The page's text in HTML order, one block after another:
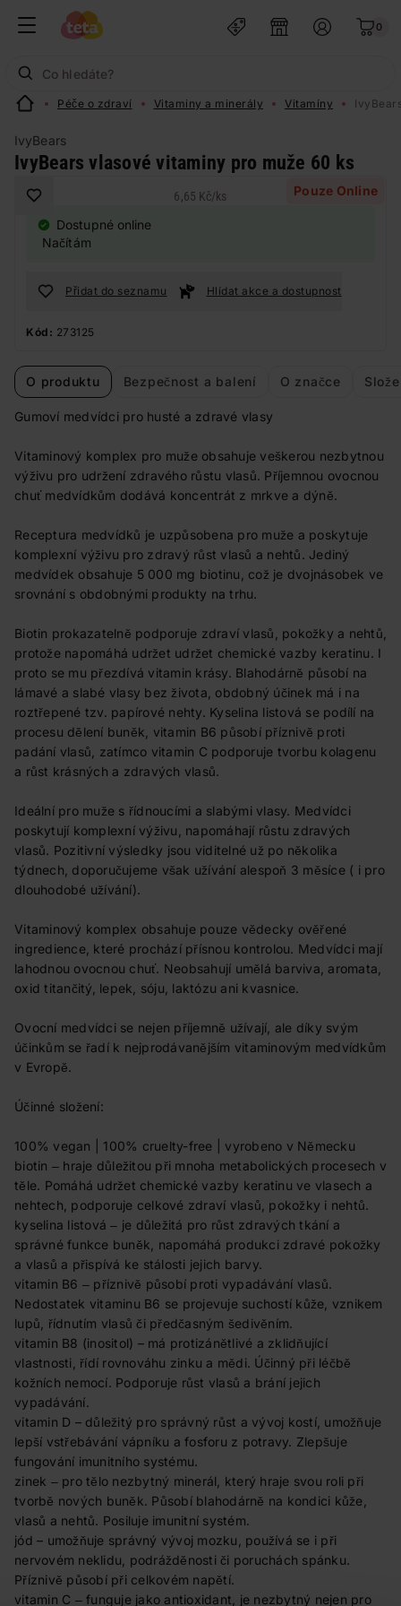
0
Péče o zdraví Vitaminy a minerály Vitamíny
IvyBears
IvyBears vlasové vitaminy pro muže 60 ks
Pouze Online
6,65 Kč/ks
Dostupné online
Načítám
Přidat do seznamu Hlídat akce a dostupnost
Kód: 273125
O produktu Bezpečnost a balení O značce
Gumoví medvídci pro husté a zdravé vlasy
Vitaminový komplex pro muže obsahuje veškerou nezbytnou
výživu pro udržení zdravého růstu vlasů. Příjemnou ovocnou
chuť medvídkům dodává koncentrát z mrkve a dýně.
Receptura medvídků je uzpůsobena pro muže a poskytuje
komplexní výživu pro zdravý růst vlasů a nehtů. Jediný
medvídek obsahuje 5 000 mg biotinu, což je dvojnásobek ve
srovnání s obdobnými produkty na trhu.
Biotin prokazatelně podporuje zdraví vlasů, pokožky a nehtů,
protože napomáhá udržet udržet chemické vazby keratinu. I
proto se mu přezdívá vitamin krásy. Blahodárně působí na
lámavé a slabé vlasy bez života, obdobný účinek má i na
roztřepené tzv. papírové nehty. Kyselina listová se podílí na
procesu dělení buněk, vitamin B6 působí příznivě proti
padání vlasů, zatímco vitamin C podporuje tvorbu kolagenu
a růst krásných a zdravých vlasů.
Ideální pro muže s řídnoucími a slabými vlasy. Medvídci
poskytují komplexní výživu, napomáhají růstu zdravých
vlasů. Pozitivní výsledky jsou viditelné už po několika
týdnech, doporučujeme však užívání alespoň 3 měsíce ( i pro
dlouhodobé užívání).
Vitaminový komplex obsahuje pouze vědecky ověřené
ingredience, které prochází přísnou kontrolou. Medvídci mají
lahodnou ovocnou chuť. Neobsahují umělá barviva, aromata,
oxid titančitý, lepek, sóju, laktózu ani kvasnice.
Ovocní medvídci se nejen příjemně užívají, ale díky svým
účinkům se řadí k nejprodávanějším vitaminovým medvídkům
v Evropě.
Účinné složení:
100% vegan | 100% cruelty-free | vyrobeno v Německu
biotin ‒ hraje důležitou při mnoha metabolických procesech v
těle. Pomáhá udržet chemické vazby keratinu ve vlasech a
nehtech, podporuje celkové zdraví vlasů, pokožky i nehtů.
kyselina listová ‒ je důležitá pro růst zdravých tkání a
správné funkce buněk, napomáhá produkci zdravé pokožky
a vlasů a přispívá ke stálosti jejich barvy.
vitamin B6 ‒ příznivě působí proti vypadávání vlasů.
Nedostatek vitaminu B6 se projevuje suchostí kůže, vznikem
lupů, řídnutím vlasů či předčasným šedivěním.
vitamin B8 (inositol) – má protizánětlivé a zklidňující
vlastnosti, řídí rovnováhu zinku a mědi. Účinný při léčbě
kožních nemocí. Podporuje růst vlasů a brání jejich
vypadávání.
vitamin D – důležitý pro správný růst a vývoj kostí, umožňuje
lepší vstřebávání vápníku a fosforu z potravy. Zlepšuje
fungování imunitního systému.
zinek ‒ pro tělo nezbytný minerál, který hraje svou roli při
tvorbě nových buněk. Působí blahodárně na kondici kůže,
vlasů a nehtů. Posiluje imunitní systém.
jód – umožňuje správný vývoj mozku, používá se i při
nervovém neklidu, podrážděnosti či poruchách spánku.
Příznivě působí při celkovém napětí.
vitamin C ‒ funguje jako antioxidant, je nezbytný nejen pro